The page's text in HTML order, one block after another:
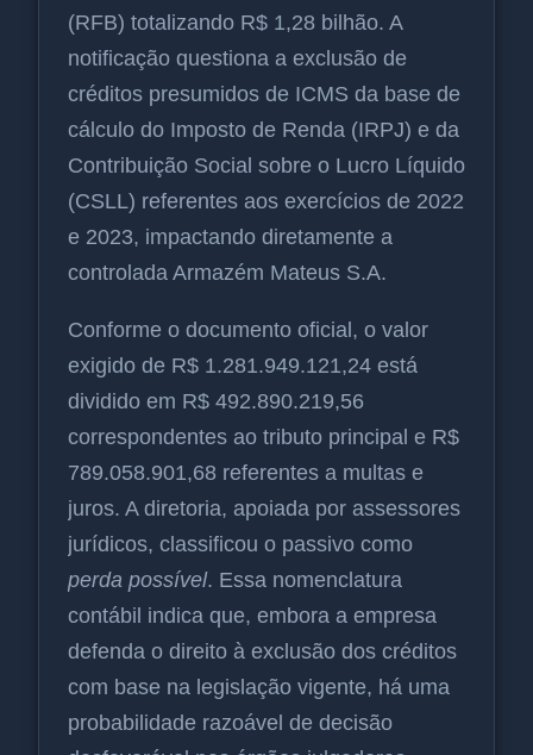
(RFB) totalizando R$ 1,28 bilhão. A
notificação questiona a exclusão de
créditos presumidos de ICMS da base de
cálculo do Imposto de Renda (IRPJ) e da
Contribuição Social sobre o Lucro Líquido
(CSLL) referentes aos exercícios de 2022
e 2023, impactando diretamente a
controlada Armazém Mateus S.A.
Conforme o documento oficial, o valor
exigido de R$ 1.281.949.121,24 está
dividido em R$ 492.890.219,56
correspondentes ao tributo principal e R$
789.058.901,68 referentes a multas e
juros. A diretoria, apoiada por assessores
jurídicos, classificou o passivo como
perda possível. Essa nomenclatura
contábil indica que, embora a empresa
defenda o direito à exclusão dos créditos
com base na legislação vigente, há uma
probabilidade razoável de decisão